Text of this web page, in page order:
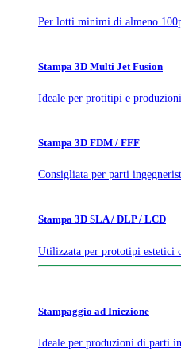
Per lotti minimi di almeno
Stampa 3D Multi Jet Fusion
Ideale per protitipi e
Stampa 3D FDM / FFF
Consigliata per parti
Stampa 3D SLA / DLP / LCD
Utilizzata per prototipi estetici
Stampaggio ad Iniezione
Ideale per produzioni di parti